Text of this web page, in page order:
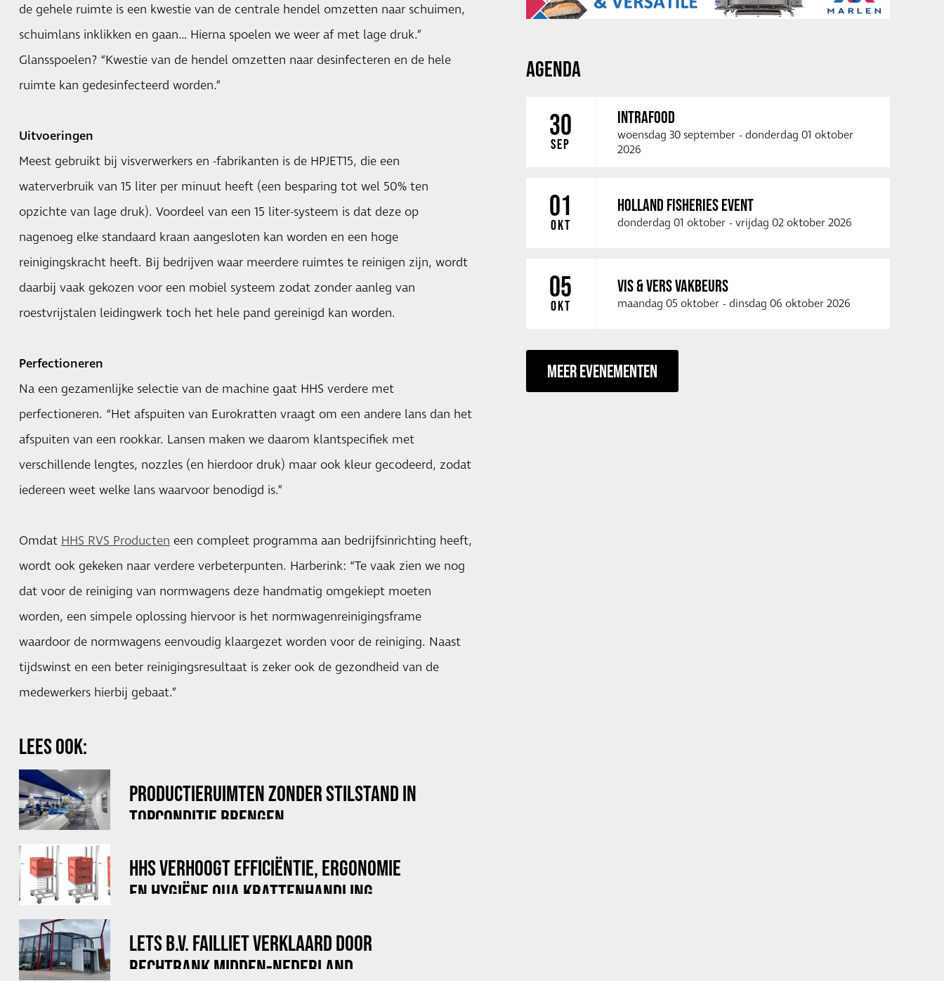
de gehele ruimte is een kwestie van de centrale hendel omzetten naar schuimen,
schuimlans inklikken en gaan… Hierna spoelen we weer af met lage druk.”
Glansspoelen? “Kwestie van de hendel omzetten naar desinfecteren en de hele
ruimte kan gedesinfecteerd worden.”
Uitvoeringen
Meest gebruikt bij visverwerkers en -fabrikanten is de HPJET15, die een
waterverbruik van 15 liter per minuut heeft (een besparing tot wel 50% ten
opzichte van lage druk). Voordeel van een 15 liter-systeem is dat deze op
nagenoeg elke standaard kraan aangesloten kan worden en een hoge
reinigingskracht heeft. Bij bedrijven waar meerdere ruimtes te reinigen zijn, wordt
daarbij vaak gekozen voor een mobiel systeem zodat zonder aanleg van
roestvrijstalen leidingwerk toch het hele pand gereinigd kan worden.
Perfectioneren
Na een gezamenlijke selectie van de machine gaat HHS verdere met
perfectioneren. “Het afspuiten van Eurokratten vraagt om een andere lans dan het
afspuiten van een rookkar. Lansen maken we daarom klantspecifiek met
verschillende lengtes, nozzles (en hierdoor druk) maar ook kleur gecodeerd, zodat
iedereen weet welke lans waarvoor benodigd is.”
Omdat HHS RVS Producten een compleet programma aan bedrijfsinrichting heeft,
wordt ook gekeken naar verdere verbeterpunten. Harberink: “Te vaak zien we nog
dat voor de reiniging van normwagens deze handmatig omgekiept moeten
worden, een simpele oplossing hiervoor is het normwagenreinigingsframe
waardoor de normwagens eenvoudig klaargezet worden voor de reiniging. Naast
tijdswinst en een beter reinigingsresultaat is zeker ook de gezondheid van de
medewerkers hierbij gebaat.”
LEES OOK:
PRODUCTIERUIMTEN ZONDER STILSTAND IN
TOPCONDITIE BRENGEN
HHS VERHOOGT EFFICIËNTIE, ERGONOMIE
EN HYGIËNE QUA KRATTENHANDLING
LETS B.V. FAILLIET VERKLAARD DOOR
RECHTBANK MIDDEN-NEDERLAND
AGENDA
30
SEP
INTRAFOOD
woensdag 30 september - donderdag 01 oktober
2026
01
OKT
HOLLAND FISHERIES EVENT
donderdag 01 oktober - vrijdag 02 oktober 2026
05
OKT
VIS & VERS VAKBEURS
maandag 05 oktober - dinsdag 06 oktober 2026
MEER EVENEMENTEN